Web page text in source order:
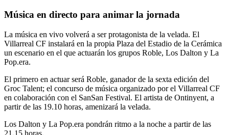
Música en directo para animar la jornada
La música en vivo volverá a ser protagonista de la velada. El
Villarreal CF instalará en la propia Plaza del Estadio de la Cerámica
un escenario en el que actuarán los grupos Roble, Los Dalton y La
Pop.era.
El primero en actuar será Roble, ganador de la sexta edición del
Groc Talent; el concurso de música organizado por el Villarreal CF
en colaboración con el SanSan Festival. El artista de Ontinyent, a
partir de las 19.10 horas, amenizará la velada.
Los Dalton y La Pop.era pondrán ritmo a la noche a partir de las
21.15 horas.